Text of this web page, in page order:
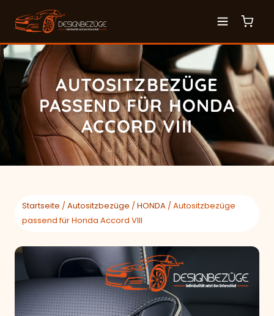
AUTOSITZBEZÜGE
PASSEND FÜR HONDA
ACCORD VIII
Startseite /Autositzbezüge /HONDA / Autositzbezüge
passend für Honda Accord VIII